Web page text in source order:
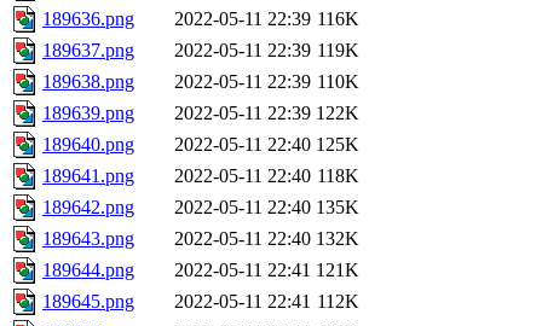
189636.png
2022-05-11 22:39 116K
189637.png
2022-05-11 22:39 119K
189638.png
2022-05-11 22:39 110K
189639.png
2022-05-11 22:39 122K
189640.png
2022-05-11 22:40 125K
189641.png
2022-05-11 22:40 118K
189642.png
2022-05-11 22:40 135K
189643.png
2022-05-11 22:40 132K
189644.png
2022-05-11 22:41 121K
189645.png
2022-05-11 22:41 112K